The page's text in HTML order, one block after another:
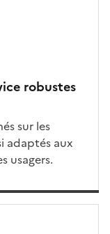
robustes
sur les
adaptés aux
usagers.